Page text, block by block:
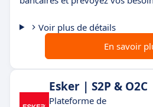
Voir plus de détails
En savoir
Esker | S2P & O2C
Plateforme de